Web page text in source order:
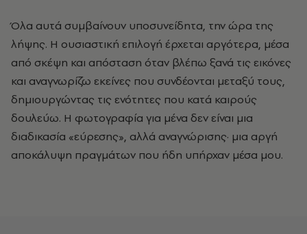
Όλα αυτά συμβαίνουν υποσυνείδητα, την ώρα της
λήψης. Η ουσιαστική επιλογή έρχεται αργότερα, μέσα
από σκέψη και απόσταση όταν βλέπω ξανά τις εικόνες
και αναγνωρίζω εκείνες που συνδέονται μεταξύ τους,
δημιουργώντας τις ενότητες που κατά καιρούς
δουλεύω. Η φωτογραφία για μένα δεν είναι μια
διαδικασία «εύρεσης», αλλά αναγνώρισης· μια αργή
αποκάλυψη πραγμάτων που ήδη υπήρχαν μέσα μου.